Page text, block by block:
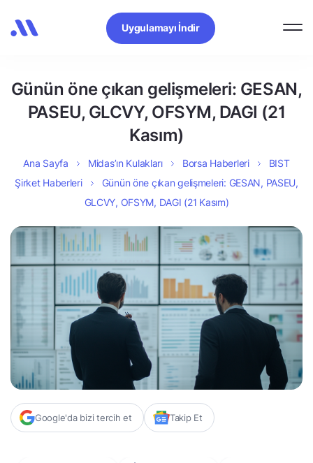
Uygulamayı İndir
Günün öne çıkan gelişmeleri: GESAN,
PASEU, GLCVY, OFSYM, DAGI (21
Kasım)
Ana Sayfa Midas’ın Kulakları Borsa Haberleri
BIST
Şirket Haberleri
Günün öne çıkan gelişmeleri: GESAN, PASEU,
GLCVY, OFSYM, DAGI (21 Kasım)
Google'da bizi tercih et Takip Et